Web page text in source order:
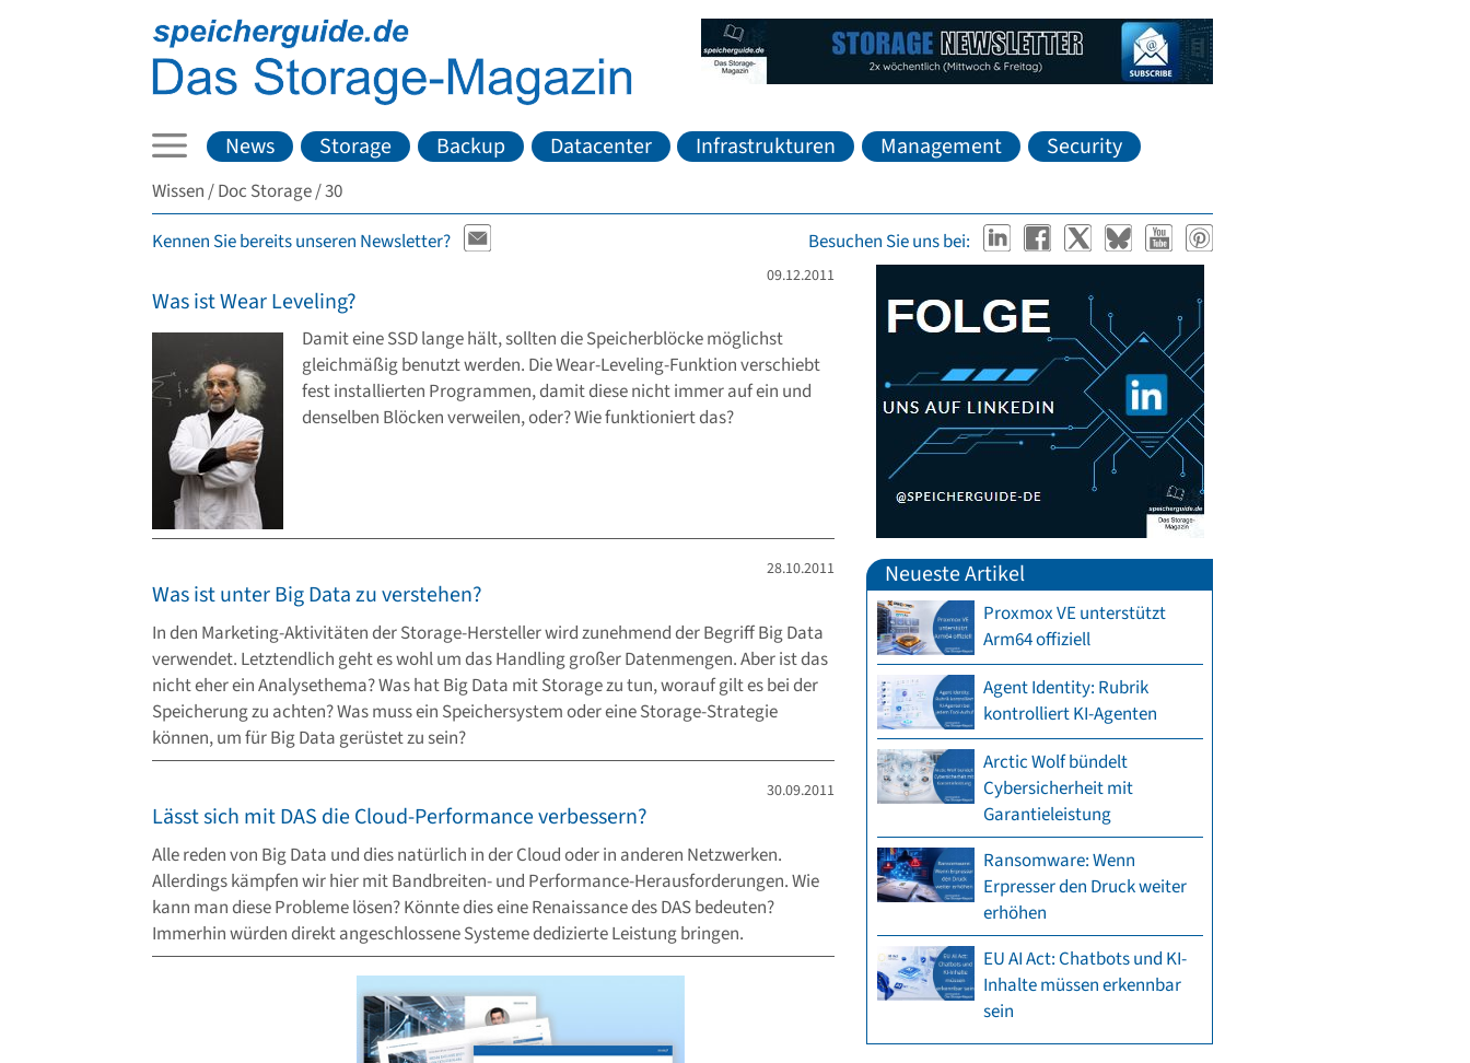
News Storage Backup Datacenter Infrastrukturen Management Security
Wissen Doc Storage 30
Kennen Sie bereits unseren Newsletter?
Besuchen Sie uns bei:
09.12.2011
Was ist Wear Leveling?
Damit eine SSD lange hält, sollten die Speicherblöcke möglichst
gleichmäßig benutzt werden. Die Wear-Leveling-Funktion verschiebt
fest installierten Programmen, damit diese nicht immer auf ein und
denselben Blöcken verweilen, oder? Wie funktioniert das?
28.10.2011
Was ist unter Big Data zu verstehen?
In den Marketing-Aktivitäten der Storage-Hersteller wird zunehmend der Begriff Big Data
verwendet. Letztendlich geht es wohl um das Handling großer Datenmengen. Aber ist das
nicht eher ein Analysethema? Was hat Big Data mit Storage zu tun, worauf gilt es bei der
Speicherung zu achten? Was muss ein Speichersystem oder eine Storage-Strategie
können, um für Big Data gerüstet zu sein?
30.09.2011
Lässt sich mit DAS die Cloud-Performance verbessern?
Alle reden von Big Data und dies natürlich in der Cloud oder in anderen Netzwerken.
Allerdings kämpfen wir hier mit Bandbreiten- und Performance-Herausforderungen. Wie
kann man diese Probleme lösen? Könnte dies eine Renaissance des DAS bedeuten?
Immerhin würden direkt angeschlossene Systeme dedizierte Leistung bringen.
Neueste Artikel
Proxmox VE unterstützt
Arm64 offiziell
Agent Identity: Rubrik
kontrolliert KI-Agenten
Arctic Wolf bündelt
Cybersicherheit mit
Garantieleistung
Ransomware: Wenn
Erpresser den Druck weiter
erhöhen
EU AI Act: Chatbots und KI-
Inhalte müssen erkennbar
sein